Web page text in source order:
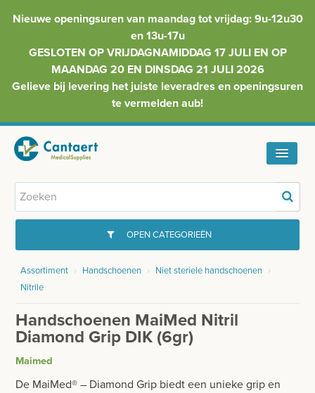
Nieuwe openingsuren van maandag tot vrijdag: 9u-12u30
en 13u-17u
GESLOTEN OP VRIJDAGNAMIDDAG 17 JULI EN OP
MAANDAG 20 EN DINSDAG 21 JULI 2026
Gelieve bij levering het juiste leveradres en openingsuren
te vermelden aub!
HOME
INFO
BESURGICAL - INSTRUMENTARIUM
CONTACT
OPEN CATEGORIEËN
GYNAECOLOGIE
WOND- EN VERBANDMATERIAAL
HANDSCHOENEN
Assortiment › Handschoenen › Niet steriele handschoenen ›
Nitrile
Handschoenen MaiMed Nitril
Diamond Grip DIK (6gr)
Maimed
De MaiMed® – Diamond Grip biedt een unieke grip en